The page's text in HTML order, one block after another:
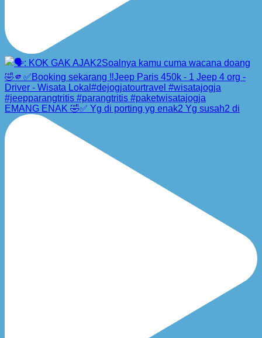
EMANG ENAK 🤣✅ Yg di porting yg enak2 Yg susah2 di